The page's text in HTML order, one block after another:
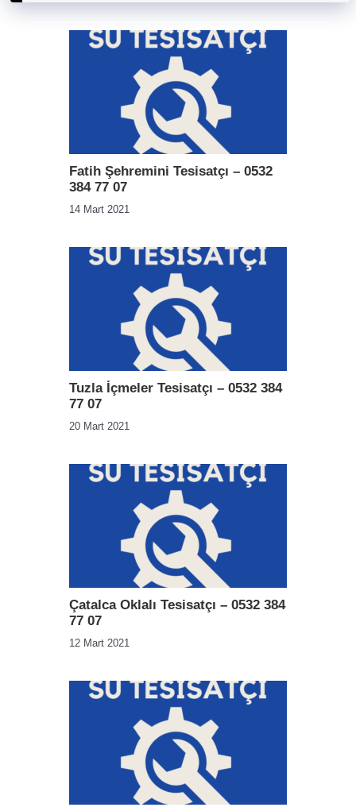
Fatih Şehremini Tesisatçı – 0532
384 77 07
14 Mart 2021
Tuzla İçmeler Tesisatçı – 0532 384
77 07
20 Mart 2021
Çatalca Oklalı Tesisatçı – 0532 384
77 07
12 Mart 2021